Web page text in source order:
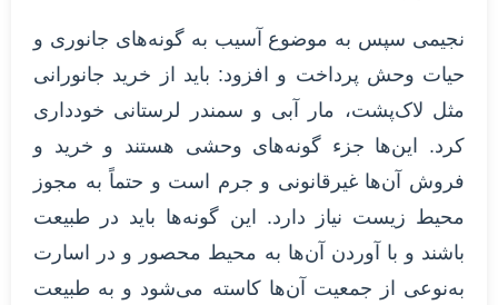
نجیمی سپس به موضوع آسیب به گونه‌های جانوری و
حیات وحش پرداخت و افزود: باید از خرید جانورانی
مثل لاک‌پشت، مار آبی و سمندر لرستانی خودداری
کرد. این‌ها جزء گونه‌های وحشی هستند و خرید و
فروش ‌آن‌ها غیرقانونی و جرم است و حتماً به مجوز
محیط زیست نیاز دارد. این گونه‌ها باید در طبیعت
باشند و با آوردن آن‌ها به محیط محصور و در اسارت
به‌نوعی از جمعیت آن‌ها کاسته می‌شود و به ‌طبیعت